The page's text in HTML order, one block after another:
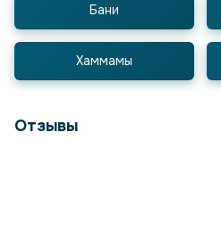
Бани
Хаммамы
Отзывы